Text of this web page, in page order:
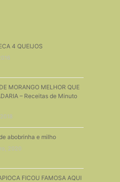
4 QUEIJOS
MORANGO MELHOR QUE
– Receitas de Minuto
abobrinha e milho
2020
FICOU FAMOSA AQUI